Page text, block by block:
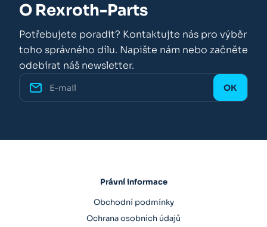
O Rexroth-Parts
Potřebujete poradit? Kontaktujte nás pro výběr
toho správného dílu. Napište nám nebo začněte
odebírat náš newsletter.
Právní informace
Obchodní podmínky
Ochrana osobních údajů